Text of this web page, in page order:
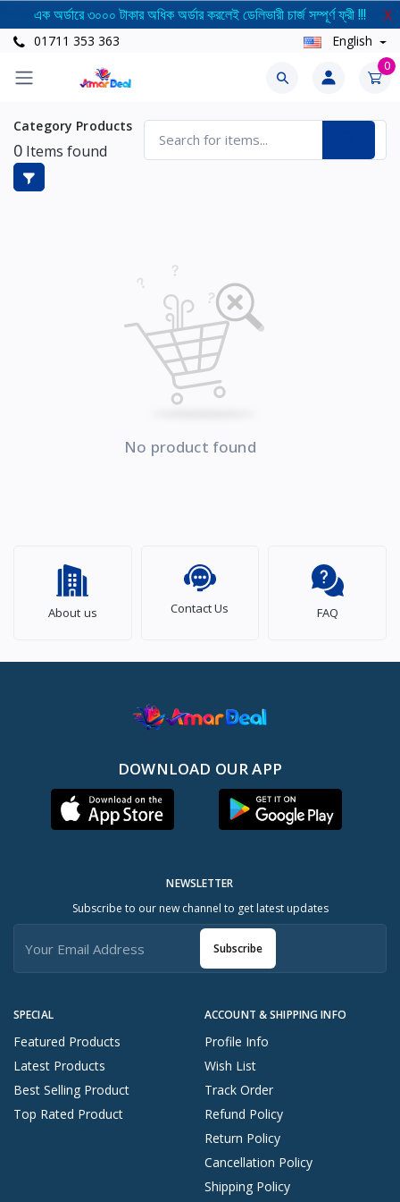
এক অর্ডারে ৩০০০ টাকার অধিক অর্ডার করলেই ডেলিভারী চার্জ সম্পূর্ণ ফ্রী !!! X
01711 353 363 English
0
Category Products
0 Items found
No product found
About us Contact Us FAQ
DOWNLOAD OUR APP
SPECIAL
Featured Products
Latest Products
Best Selling Product
Top Rated Product
ACCOUNT & SHIPPING INFO
Profile Info
Wish List
Track Order
Refund Policy
Return Policy
Cancellation Policy
Shipping Policy
NEWSLETTER
Subscribe to our new channel to get latest updates
Subscribe